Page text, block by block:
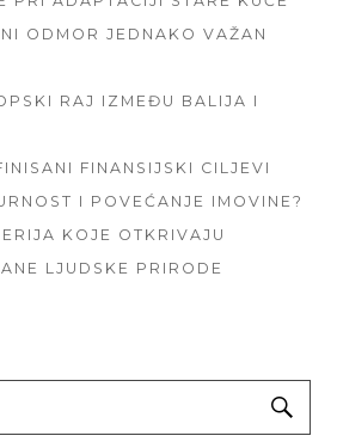
ODMOR JEDNAKO VAŽAN
RAJ IZMEĐU BALIJA I
FINANSIJSKI CILJEVI
I POVEĆANJE IMOVINE?
KOJE OTKRIVAJU
LJUDSKE PRIRODE